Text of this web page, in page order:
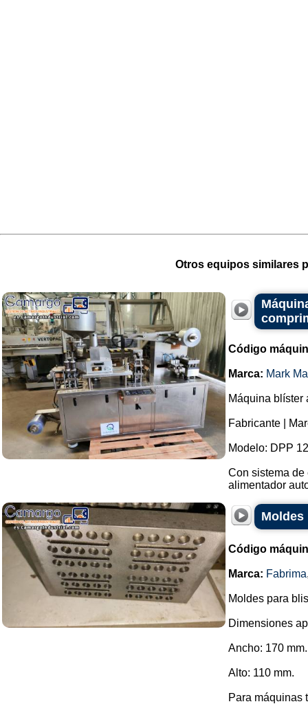
Otros equipos similares
Código
Marca: Mark
Máquina blíster
Fabricante |
Modelo: DPP
Con sistema de
alimentador
Código
Marca: Fabrima
Moldes para
Dimensiones
Ancho: 170 mm.
Alto: 110 mm.
Para máquinas